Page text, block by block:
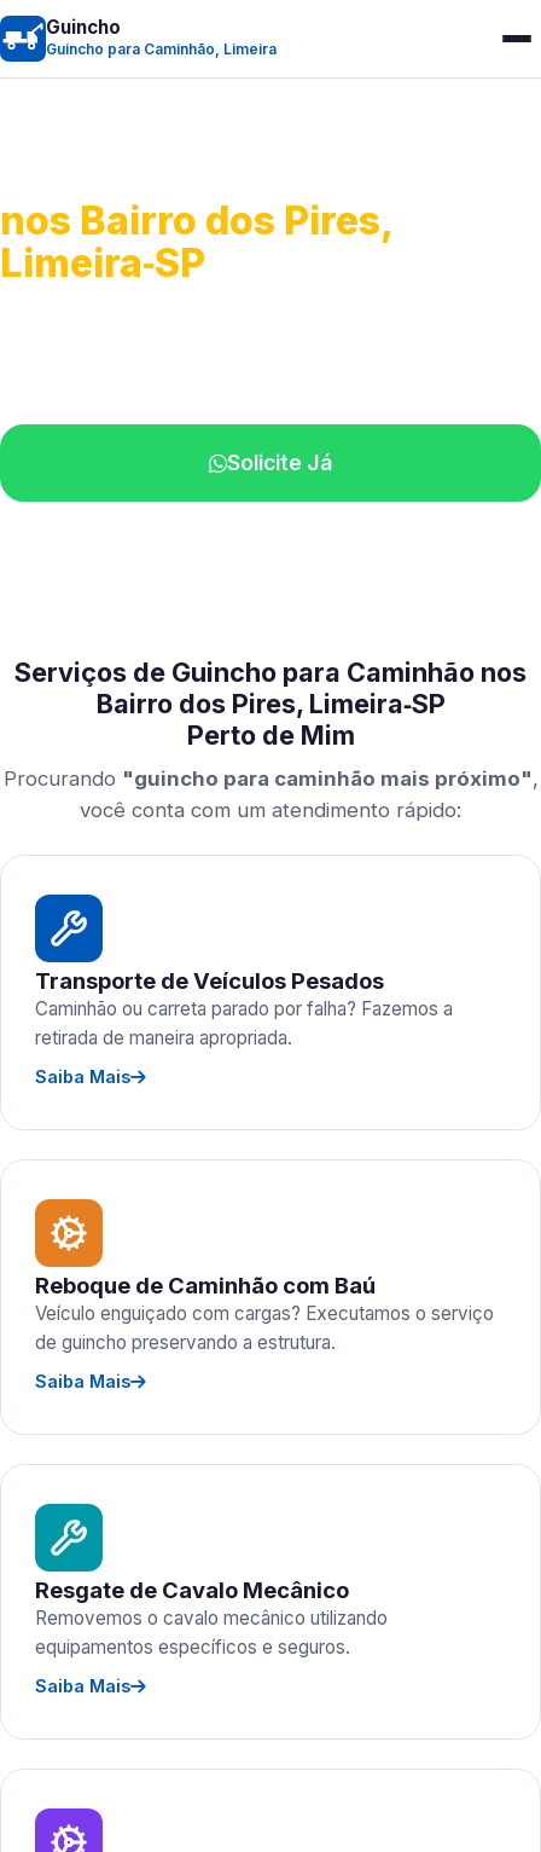
Guincho
Guincho para Caminhão, Limeira
nos Bairro dos Pires,
Limeira‑SP
Solicite Já
Serviços de Guincho para Caminhão nos
Bairro dos Pires, Limeira‑SP
Perto de Mim
Procurando "guincho para caminhão mais próximo",
você conta com um atendimento rápido:
Transporte de Veículos Pesados
Caminhão ou carreta parado por falha? Fazemos a
retirada de maneira apropriada.
Saiba Mais
Reboque de Caminhão com Baú
Veículo enguiçado com cargas? Executamos o serviço
de guincho preservando a estrutura.
Saiba Mais
Resgate de Cavalo Mecânico
Removemos o cavalo mecânico utilizando
equipamentos específicos e seguros.
Saiba Mais